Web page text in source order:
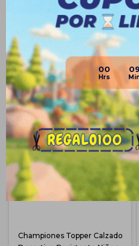
00 09
Productos que te
Championes Topper Calzado